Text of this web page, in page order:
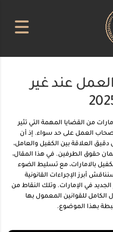
عند غير
من القضايا المهمة التي تثير
العمل على حد سواء. إذ أن
العلاقة بين الكفيل والعامل،
حقوق الطرفين. في هذا المقال،
بالامارات، مع تسليط الضوء
أبرز الإجراءات القانونية
في الإمارات. وتلك النقاط من
للقوانين المعمول بها
بهذا الموضوع.